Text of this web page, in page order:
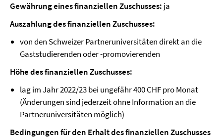
Gewährung eines finanziellen Zuschusses: ja
Auszahlung des finanziellen Zuschusses:
von den Schweizer Partneruniversitäten direkt an die
Gaststudierenden oder -promovierenden
Höhe des finanziellen Zuschusses:
lag im Jahr 2022/23 bei ungefähr 400 CHF pro Monat
(Änderungen sind jederzeit ohne Information an die
Partneruniversitäten möglich)
Bedingungen für den Erhalt des finanziellen Zuschusses